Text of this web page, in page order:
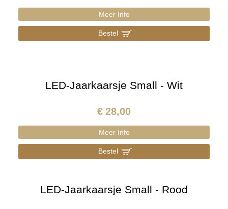
Meer Info
Bestel ]
LED-Jaarkaarsje Small - Wit
€ 28,00
Meer Info
Bestel ]
LED-Jaarkaarsje Small - Rood